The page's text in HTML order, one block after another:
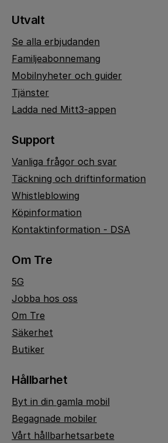
Utvalt
Se alla erbjudanden
Familjeabonnemang
Mobilnyheter och guider
Tjänster
Ladda ned Mitt3-appen
Support
Vanliga frågor och svar
Täckning och driftinformation
Whistleblowing
Köpinformation
Kontaktinformation - DSA
Om Tre
5G
Jobba hos oss
Om Tre
Säkerhet
Butiker
Hållbarhet
Byt in din gamla mobil
Begagnade mobiler
Vårt hållbarhetsarbete